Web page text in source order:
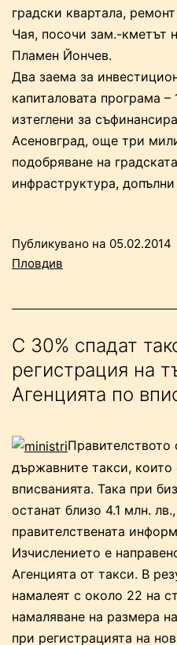
градски квартала,
Чая, посочи зам.-кметът
Пламен Йончев.
Два заема за
капиталовата програма
изтеглени за
Асеновград, още три
подобряване на
инфраструктура,
Публикувано на 05.02.2014
Пловдив
С 30% спадат
регистрация на
Агенцията по
държавните такси, които
вписванията. Така при
останат близо 4.1 млн.
правителствената
Изчислението е
Агенцията от такси. В
намалеят с около 22 на
намаляване на размера
при регистрацията на